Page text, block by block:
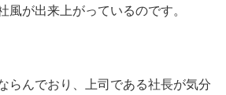
風が出来上がっているのです。
らんでおり、上司である社長が気分